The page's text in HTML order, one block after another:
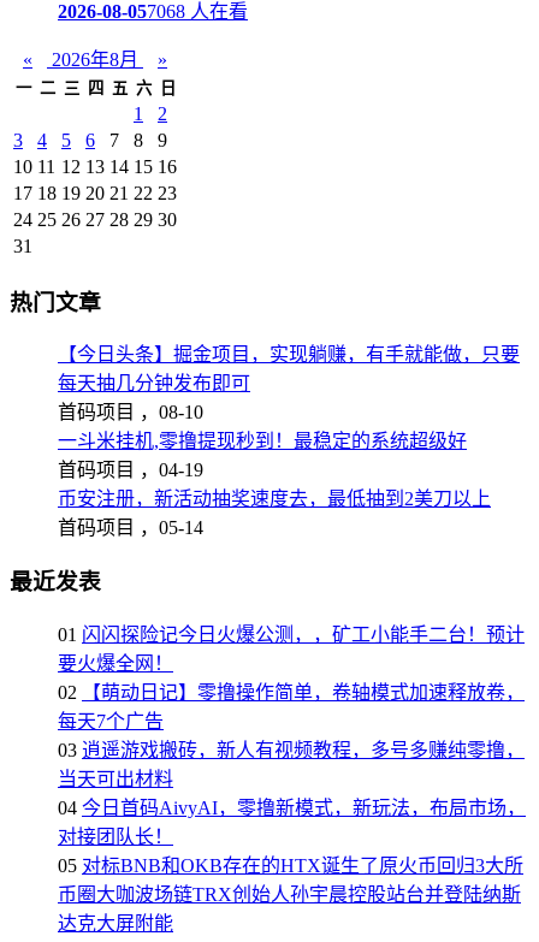
2026-08-057068 人在看
« 2026年8月 »
一 二 三 四 五 六 日
1
2
3
4 5 6 7 8
9
10 11 12 13 14 15 16
17 18 19 20 21 22 23
24 25 26 27 28 29 30
31
热门文章
【今日头条】掘金项目，实现躺赚，有手就能做，只要
每天抽几分钟发布即可
首码项目 ， 08-10
一斗米挂机,零撸提现秒到！最稳定的系统超级好
首码项目 ， 04-19
币安注册，新活动抽奖速度去，最低抽到2美刀以上
首码项目 ， 05-14
最近发表
01 闪闪探险记今日火爆公测，，矿工小能手二台！预计
要火爆全网！
02
【萌动日记】零撸操作简单，卷轴模式加速释放卷，
每天7个广告
03 逍遥游戏搬砖，新人有视频教程，多号多赚纯零撸，
当天可出材料
04 今日首码AivyAI，零撸新模式，新玩法，布局市场，
对接团队长！
05 对标BNB和OKB存在的HTX诞生了原火币回归3大所
币圈大咖波场链TRX创始人孙宇晨控股站台并登陆纳斯
达克大屏附能